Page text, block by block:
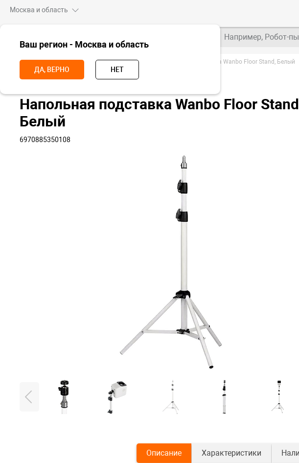
Москва и область
Ваш регион - Москва и область
ДА, ВЕРНО НЕТ
Например, Робот-
Главная Аксессуары Прочие аксессуары Напольная подставка Wanbo Floor Stand, Белый
Напольная подставка Wanbo Floor Stand
Белый
6970885350108
Описание Характеристики